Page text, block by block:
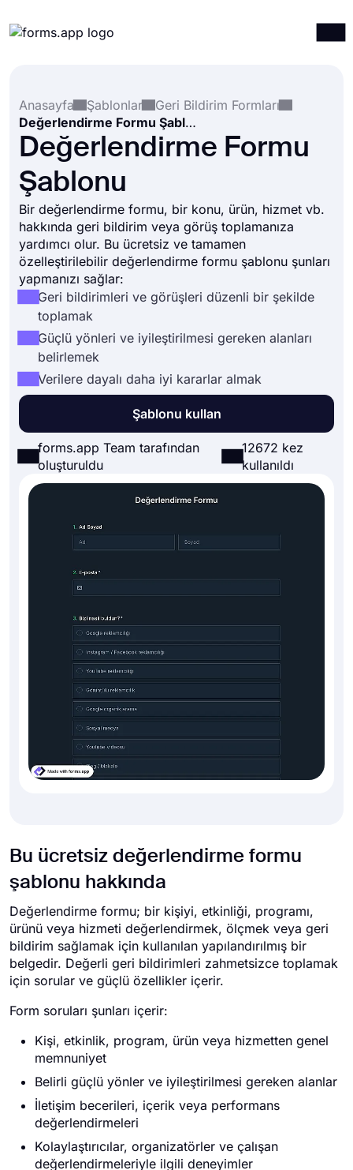
Entegrasyonlar
Şablonlar
Kaynaklar
Anasayfa
Şablonlar
Geri Bildirim Formları
Değerlendirme Formu Şablonu
Değerlendirme Formu
Şablonu
Bir değerlendirme formu, bir konu, ürün, hizmet vb.
hakkında geri bildirim veya görüş toplamanıza
yardımcı olur. Bu ücretsiz ve tamamen
özelleştirilebilir değerlendirme formu şablonu şunları
yapmanızı sağlar:
Geri bildirimleri ve görüşleri düzenli bir şekilde
toplamak
Güçlü yönleri ve iyileştirilmesi gereken alanları
belirlemek
Verilere dayalı daha iyi kararlar almak
Şablonu kullan
forms.app Team tarafından
oluşturuldu
12672 kez
kullanıldı
Bu ücretsiz değerlendirme formu
şablonu hakkında
Değerlendirme formu; bir kişiyi, etkinliği, programı,
ürünü veya hizmeti değerlendirmek, ölçmek veya geri
bildirim sağlamak için kullanılan yapılandırılmış bir
belgedir. Değerli geri bildirimleri zahmetsizce toplamak
için sorular ve güçlü özellikler içerir.
Form soruları şunları içerir:
Kişi, etkinlik, program, ürün veya hizmetten genel
memnuniyet
Belirli güçlü yönler ve iyileştirilmesi gereken alanlar
İletişim becerileri, içerik veya performans
değerlendirmeleri
Kolaylaştırıcılar, organizatörler ve çalışan
değerlendirmeleriyle ilgili deneyimler